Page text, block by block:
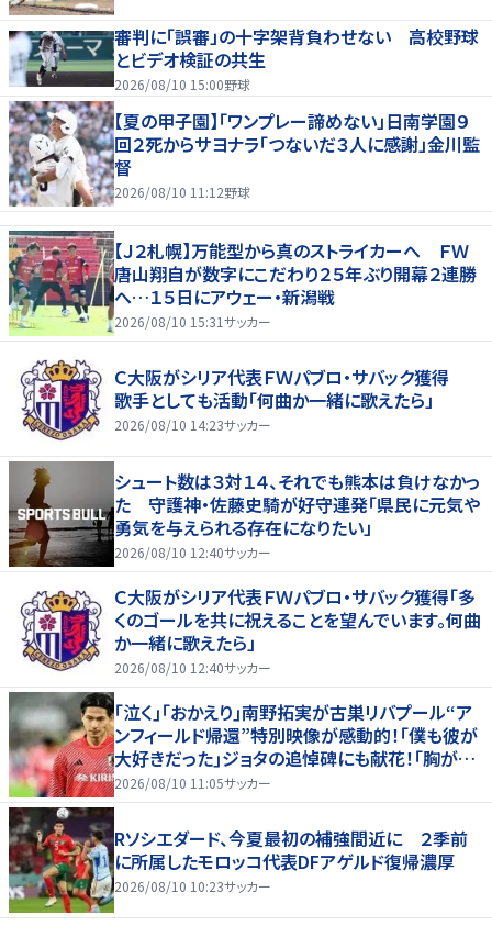
審判に「誤審」の十字架背負わせない 高校野球
とビデオ検証の共生
2026/08/10 15:00野球
【夏の甲子園】「ワンプレー諦めない」日南学園９
回２死からサヨナラ「つないだ３人に感謝」金川監
督
2026/08/10 11:12野球
【Ｊ２札幌】万能型から真のストライカーへ ＦＷ
唐山翔自が数字にこだわり２５年ぶり開幕２連勝
へ…１５日にアウェー・新潟戦
2026/08/10 15:31サッカー
Ｃ大阪がシリア代表ＦＷパブロ・サバック獲得
歌手としても活動「何曲か一緒に歌えたら」
2026/08/10 14:23サッカー
シュート数は３対１４、それでも熊本は負けなかっ
た 守護神・佐藤史騎が好守連発「県民に元気や
勇気を与えられる存在になりたい」
2026/08/10 12:40サッカー
Ｃ大阪がシリア代表ＦＷパブロ・サバック獲得「多
くのゴールを共に祝えることを望んでいます。何曲
か一緒に歌えたら」
2026/08/10 12:40サッカー
｢泣く｣｢おかえり｣南野拓実が古巣リバプール“ア
ンフィールド帰還”特別映像が感動的！｢僕も彼が
大好きだった｣ジョタの追悼碑にも献花！｢胸が熱
くなります…｣
2026/08/10 11:05サッカー
Rソシエダード、今夏最初の補強間近に ２季前
に所属したモロッコ代表DFアゲルド復帰濃厚
2026/08/10 10:23サッカー